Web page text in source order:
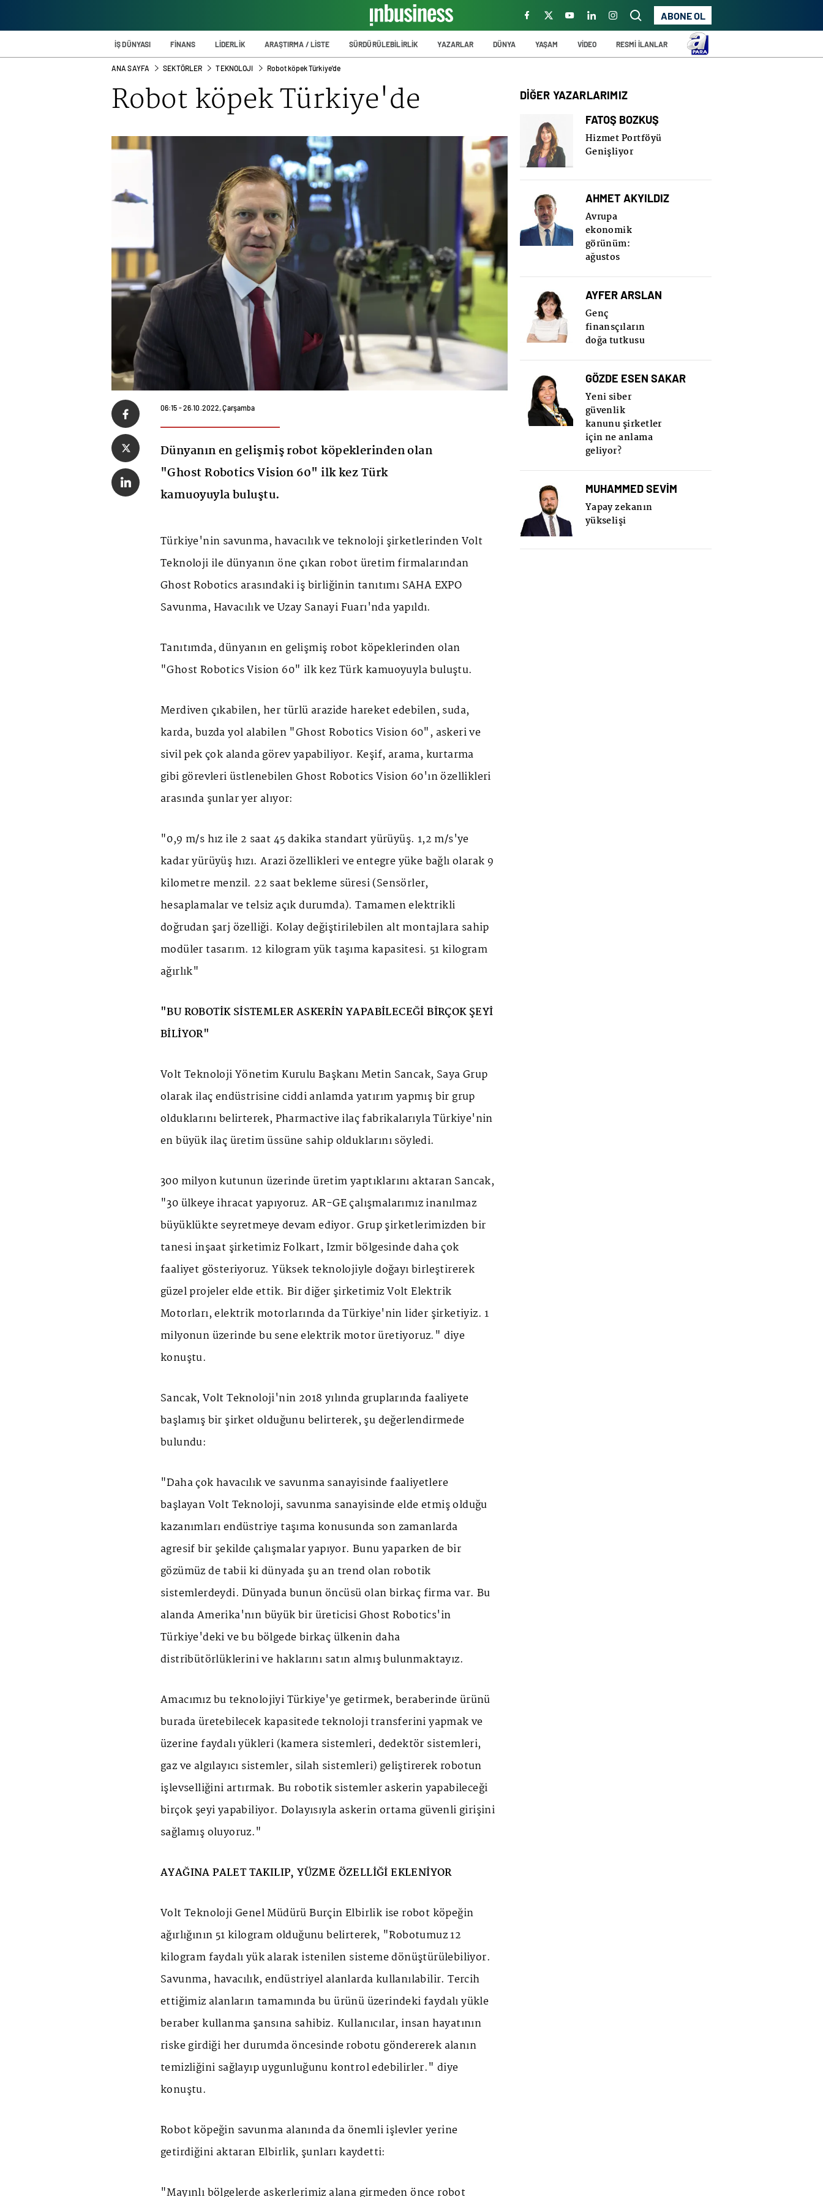
ABONE OL
İŞ DÜNYASI FİNANS LİDERLİK ARAŞTIRMA / LİSTE SÜRDÜRÜLEBİLİRLİK YAZARLAR DÜNYA YAŞAM VİDEO RESMİ İLANLAR
ANA SAYFA SEKTÖRLER TEKNOLOJI Robot köpek Türkiye'de
Robot köpek Türkiye'de
06:15 - 26.10.2022, Çarşamba
Dünyanın en gelişmiş robot köpeklerinden olan
"Ghost Robotics Vision 60" ilk kez Türk
kamuoyuyla buluştu.
Türkiye'nin savunma, havacılık ve teknoloji şirketlerinden Volt
Teknoloji ile dünyanın öne çıkan robot üretim firmalarından
Ghost Robotics arasındaki iş birliğinin tanıtımı SAHA EXPO
Savunma, Havacılık ve Uzay Sanayi Fuarı'nda yapıldı.
Tanıtımda, dünyanın en gelişmiş robot köpeklerinden olan
"Ghost Robotics Vision 60" ilk kez Türk kamuoyuyla buluştu.
Merdiven çıkabilen, her türlü arazide hareket edebilen, suda,
karda, buzda yol alabilen "Ghost Robotics Vision 60", askeri ve
sivil pek çok alanda görev yapabiliyor. Keşif, arama, kurtarma
gibi görevleri üstlenebilen Ghost Robotics Vision 60'ın özellikleri
arasında şunlar yer alıyor:
"0,9 m/s hız ile 2 saat 45 dakika standart yürüyüş. 1,2 m/s'ye
kadar yürüyüş hızı. Arazi özellikleri ve entegre yüke bağlı olarak 9
kilometre menzil. 22 saat bekleme süresi (Sensörler,
hesaplamalar ve telsiz açık durumda). Tamamen elektrikli
doğrudan şarj özelliği. Kolay değiştirilebilen alt montajlara sahip
modüler tasarım. 12 kilogram yük taşıma kapasitesi. 51 kilogram
ağırlık"
"BU ROBOTİK SİSTEMLER ASKERİN YAPABİLECEĞİ BİRÇOK ŞEYİ
BİLİYOR"
Volt Teknoloji Yönetim Kurulu Başkanı Metin Sancak, Saya Grup
olarak ilaç endüstrisine ciddi anlamda yatırım yapmış bir grup
olduklarını belirterek, Pharmactive ilaç fabrikalarıyla Türkiye'nin
en büyük ilaç üretim üssüne sahip olduklarını söyledi.
300 milyon kutunun üzerinde üretim yaptıklarını aktaran Sancak,
"30 ülkeye ihracat yapıyoruz. AR-GE çalışmalarımız inanılmaz
büyüklükte seyretmeye devam ediyor. Grup şirketlerimizden bir
tanesi inşaat şirketimiz Folkart, İzmir bölgesinde daha çok
faaliyet gösteriyoruz. Yüksek teknolojiyle doğayı birleştirerek
güzel projeler elde ettik. Bir diğer şirketimiz Volt Elektrik
Motorları, elektrik motorlarında da Türkiye'nin lider şirketiyiz. 1
milyonun üzerinde bu sene elektrik motor üretiyoruz." diye
konuştu.
Sancak, Volt Teknoloji'nin 2018 yılında gruplarında faaliyete
başlamış bir şirket olduğunu belirterek, şu değerlendirmede
bulundu:
"Daha çok havacılık ve savunma sanayisinde faaliyetlere
başlayan Volt Teknoloji, savunma sanayisinde elde etmiş olduğu
kazanımları endüstriye taşıma konusunda son zamanlarda
agresif bir şekilde çalışmalar yapıyor. Bunu yaparken de bir
gözümüz de tabii ki dünyada şu an trend olan robotik
sistemlerdeydi. Dünyada bunun öncüsü olan birkaç firma var. Bu
alanda Amerika'nın büyük bir üreticisi Ghost Robotics'in
Türkiye'deki ve bu bölgede birkaç ülkenin daha
distribütörlüklerini ve haklarını satın almış bulunmaktayız.
Amacımız bu teknolojiyi Türkiye'ye getirmek, beraberinde ürünü
burada üretebilecek kapasitede teknoloji transferini yapmak ve
üzerine faydalı yükleri (kamera sistemleri, dedektör sistemleri,
gaz ve algılayıcı sistemler, silah sistemleri) geliştirerek robotun
işlevselliğini artırmak. Bu robotik sistemler askerin yapabileceği
birçok şeyi yapabiliyor. Dolayısıyla askerin ortama güvenli girişini
sağlamış oluyoruz."
AYAĞINA PALET TAKILIP, YÜZME ÖZELLİĞİ EKLENİYOR
Volt Teknoloji Genel Müdürü Burçin Elbirlik ise robot köpeğin
ağırlığının 51 kilogram olduğunu belirterek, "Robotumuz 12
kilogram faydalı yük alarak istenilen sisteme dönüştürülebiliyor.
Savunma, havacılık, endüstriyel alanlarda kullanılabilir. Tercih
ettiğimiz alanların tamamında bu ürünü üzerindeki faydalı yükle
beraber kullanma şansına sahibiz. Kullanıcılar, insan hayatının
riske girdiği her durumda öncesinde robotu göndererek alanın
temizliğini sağlayıp uygunluğunu kontrol edebilirler." diye
konuştu.
Robot köpeğin savunma alanında da önemli işlevler yerine
getirdiğini aktaran Elbirlik, şunları kaydetti:
"Mayınlı bölgelerde askerlerimiz alana girmeden önce robot
DİĞER YAZARLARIMIZ
FATOŞ BOZKUŞ
Hizmet Portföyü
Genişliyor
AHMET AKYILDIZ
Avrupa
ekonomik
görünüm:
ağustos
AYFER ARSLAN
Genç
finansçıların
doğa tutkusu
GÖZDE ESEN SAKAR
Yeni siber
güvenlik
kanunu şirketler
için ne anlama
geliyor?
MUHAMMED SEVİM
Yapay zekanın
yükselişi